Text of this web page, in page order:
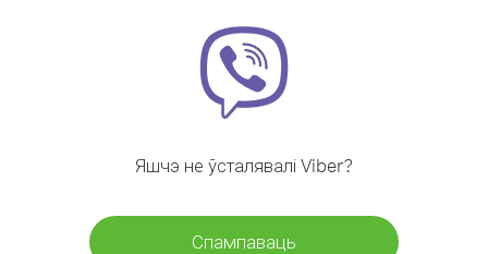
Яшчэ не ўсталявалі Viber?
Спампаваць